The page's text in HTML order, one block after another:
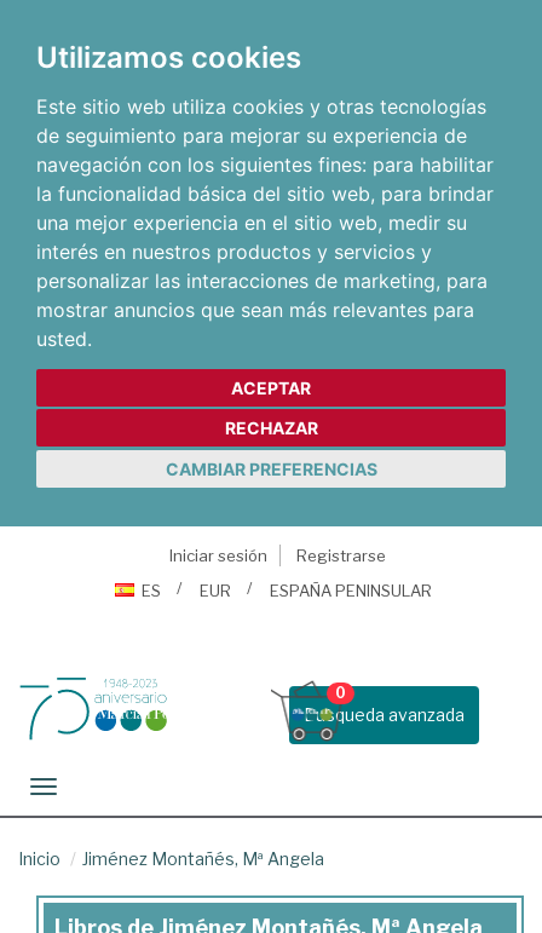
Utilizamos cookies
Este sitio web utiliza cookies y otras tecnologías
de seguimiento para mejorar su experiencia de
navegación con los siguientes fines: para habilitar
la funcionalidad básica del sitio web, para brindar
una mejor experiencia en el sitio web, medir su
interés en nuestros productos y servicios y
personalizar las interacciones de marketing, para
mostrar anuncios que sean más relevantes para
usted.
ACEPTAR
RECHAZAR
CAMBIAR PREFERENCIAS
Iniciar sesión
Registrarse
ES
EUR ESPAÑA PENINSULAR
Busqueda avanzada
0
Toggle navigation
Inicio Jiménez Montañés, Mª Angela
Libros de Jiménez Montañés, Mª Angela